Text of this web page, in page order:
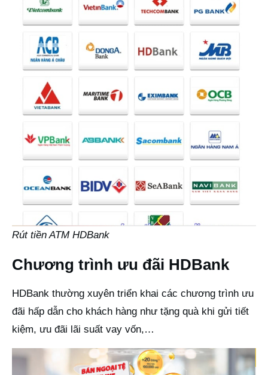
Rút tiền ATM HDBank
Chương trình ưu đãi HDBank
HDBank thường xuyên triển khai các chương trình ưu
đãi hấp dẫn cho khách hàng như tặng quà khi gửi tiết
kiệm, ưu đãi lãi suất vay vốn,…